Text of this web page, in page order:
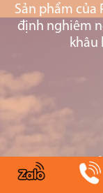
Sản phẩm của
định nghiêm
khâu
Là thương hiệu